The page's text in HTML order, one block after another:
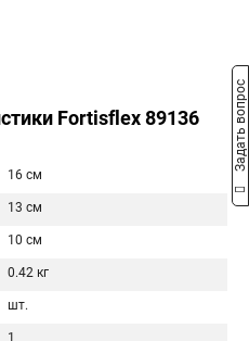
Fortisflex 89136
16 см
13 см
10 см
0.42 кг
шт.
1
Задать вопрос